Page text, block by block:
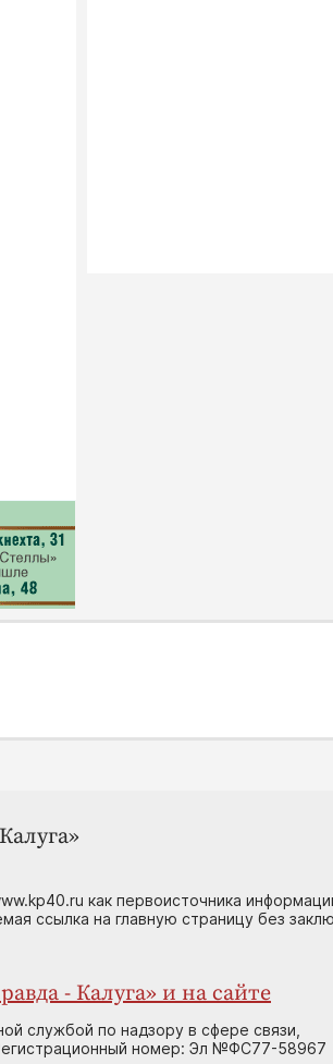
как первоисточника
ссылка на главную страницу без
- Калуга» и на сайте
службой по надзору в сфере связи,
номер: Эл №ФС77-58967